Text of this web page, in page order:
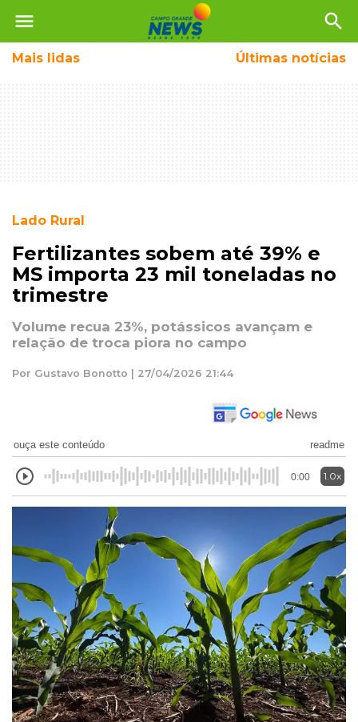
menu search
Mais lidas Últimas notícias
Lado Rural
Fertilizantes sobem até 39% e
MS importa 23 mil toneladas no
trimestre
Volume recua 23%, potássicos avançam e
relação de troca piora no campo
Por Gustavo Bonotto | 27/04/2026 21:44
ouça este conteúdo readme
0:00 1.0x